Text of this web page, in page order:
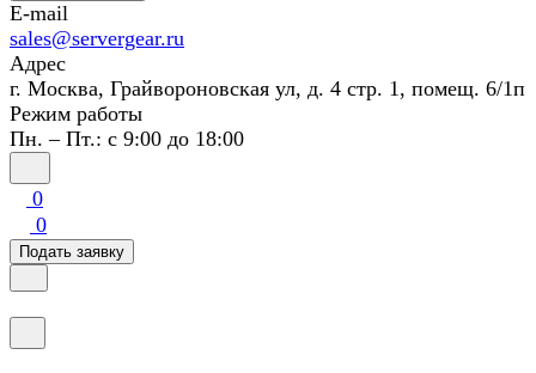
E-mail
sales@servergear.ru
Адрес
г. Москва, Грайвороновская ул, д. 4 стр. 1, помещ. 6/1п
Режим работы
Пн. – Пт.: с 9:00 до 18:00
0
0
Подать заявку